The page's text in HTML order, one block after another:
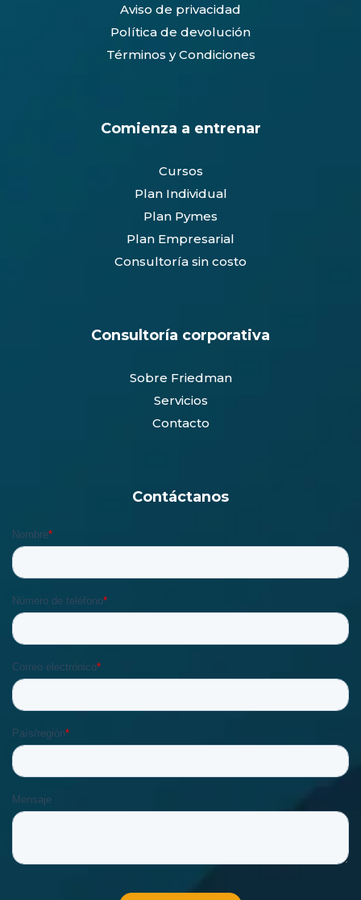
Aviso de privacidad
Política de devolución
Términos y Condiciones
Comienza a entrenar
Cursos
Plan Individual
Plan Pymes
Plan Empresarial
Consultoría sin costo
Consultoría corporativa
Sobre Friedman
Servicios
Contacto
Contáctanos